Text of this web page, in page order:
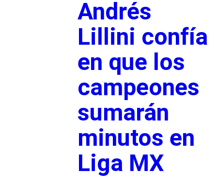
Andrés
Lillini confía
en que los
campeones
sumarán
minutos en
Liga MX